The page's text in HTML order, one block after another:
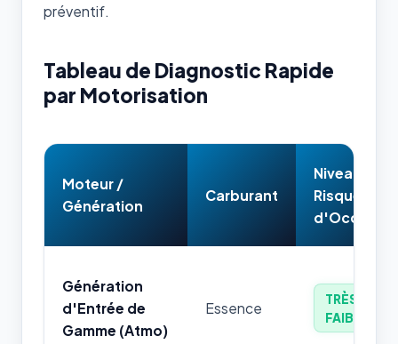
préventif.
Tableau de Diagnostic Rapide
par Motorisation
Moteur /
Génération
Carburant
Niveau de
Risque
d'Occasion
Génération
d'Entrée de
Gamme (Atmo)
Essence
TRÈS
FAIBLE